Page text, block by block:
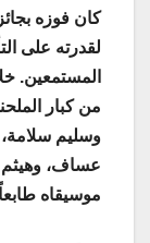
لقدرته على
المستمعين.
من كبار
وسليم سلامة،
عساف، وهيثم
موسيقاه